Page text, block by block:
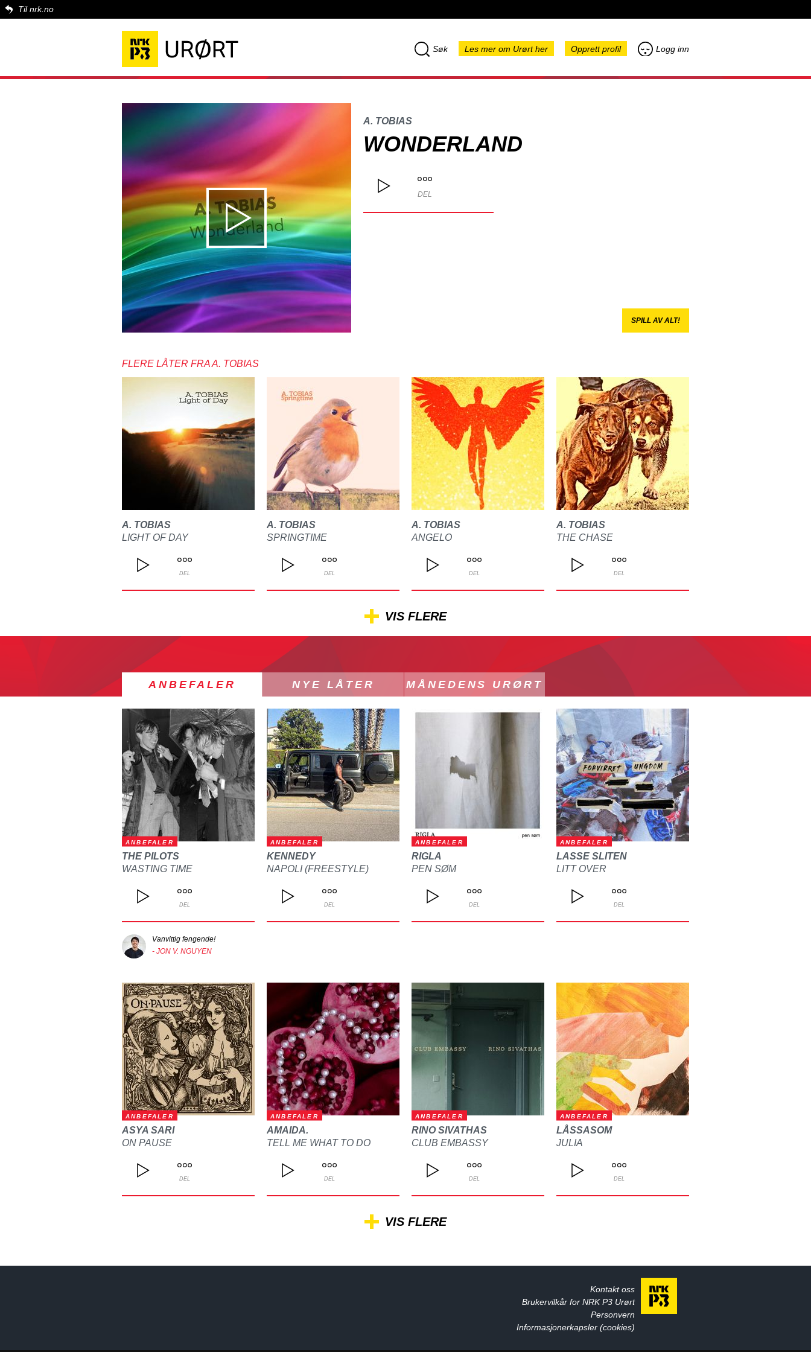
Til nrk.no
Søk Les mer om Urørt her Opprett profil Logg inn
A. TOBIAS
WONDERLAND
DEL
SPILL AV ALT!
FLERE LÅTER FRA A. TOBIAS
A. TOBIAS
LIGHT OF DAY
DEL
A. TOBIAS
SPRINGTIME
DEL
A. TOBIAS
ANGELO
DEL
A. TOBIAS
THE CHASE
DEL
VIS FLERE
ANBEFALER NYE LÅTER MÅNEDENS URØRT
ANBEFALER
THE PILOTS
WASTING TIME
DEL
Vanvittig fengende!
- JON V. NGUYEN
ANBEFALER
KENNEDY
NAPOLI (FREESTYLE)
DEL
ANBEFALER
RIGLA
PEN SØM
DEL
ANBEFALER
LASSE SLITEN
LITT OVER
DEL
ANBEFALER
ASYA SARI
ON PAUSE
DEL
ANBEFALER
AMAIDA.
TELL ME WHAT TO DO
DEL
ANBEFALER
RINO SIVATHAS
CLUB EMBASSY
DEL
ANBEFALER
LÅSSASOM
JULIA
DEL
VIS FLERE
Kontakt oss
Brukervilkår for NRK P3 Urørt
Personvern
Informasjonerkapsler (cookies)